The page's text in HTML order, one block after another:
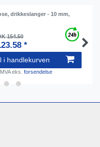
drikkeslanger - 10 mm,
154.50
*
i handlekurven
eks. forsendelse